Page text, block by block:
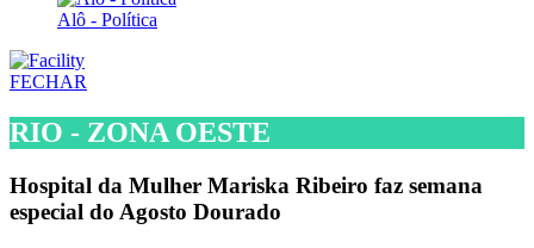
Alô - Política
FECHAR
RIO - ZONA OESTE
Hospital da Mulher Mariska Ribeiro faz semana
especial do Agosto Dourado